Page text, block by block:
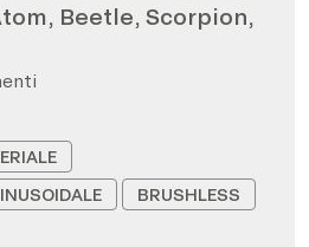
Beetle, Scorpion,
BRUSHLESS